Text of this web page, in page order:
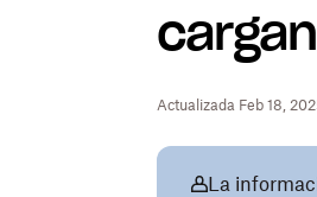
Actualizada Feb 18,
La